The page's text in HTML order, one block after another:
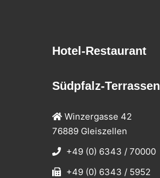
Hotel-Restaurant
Südpfalz-Terrassen
Winzergasse 42
76889 Gleiszellen
+49 (0) 6343 / 70000
+49 (0) 6343 / 5952